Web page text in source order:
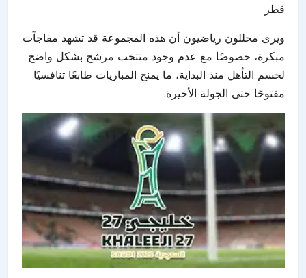
قطر
ويرى محللون رياضيون أن هذه المجموعة قد تشهد مفاجآت
مبكرة، خصوصًا مع عدم وجود منتخب مرشح بشكل واضح
لحسم التأهل منذ البداية، ما يمنح المباريات طابعًا تنافسيًا
مفتوحًا حتى الجولة الأخيرة.